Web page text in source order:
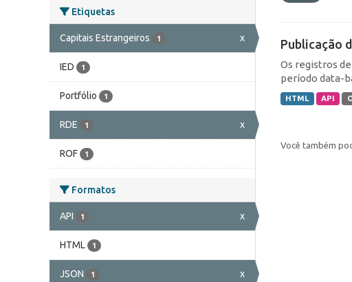
Etiquetas
Capitais Estrangeiros 1 x
IED 1
Portfólio 1
RDE 1 x
ROF 1
Formatos
API 1 x
HTML 1
JSON 1 x
Publicação
Os registros
período data-
HTML API
Você também